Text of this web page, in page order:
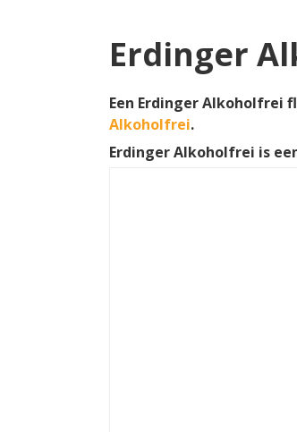
Erdinger
Een Erdinger Alkoholfrei
Alkoholfrei.
Erdinger Alkoholfrei is